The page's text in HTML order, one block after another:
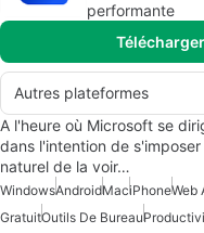
performante
Autres plateformes
A l'heure où Microsoft se
dans l'intention de
naturel de la voir…
WindowsAndroidMaciPhoneWeb
GratuitOutils De Bureau